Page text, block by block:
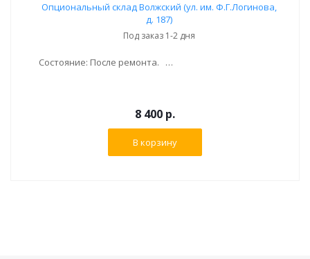
Опциональный склад Волжский (ул. им. Ф.Г.Логинова,
д. 187)
Под заказ 1-2 дня
Состояние: После ремонта. Дверь левая, задняя - 4151 7478343 \ 41517478343 \ 41 51 7 478 343
8 400 р.
В корзину